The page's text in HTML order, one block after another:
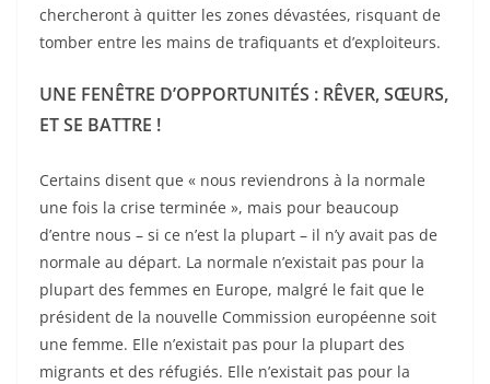
chercheront à quitter les zones dévastées, risquant de
tomber entre les mains de trafiquants et d’exploiteurs.
UNE FENÊTRE D’OPPORTUNITÉS : RÊVER, SŒURS,
ET SE BATTRE !
Certains disent que « nous reviendrons à la normale
une fois la crise terminée », mais pour beaucoup
d’entre nous – si ce n’est la plupart – il n’y avait pas de
normale au départ. La normale n’existait pas pour la
plupart des femmes en Europe, malgré le fait que le
président de la nouvelle Commission européenne soit
une femme. Elle n’existait pas pour la plupart des
migrants et des réfugiés. Elle n’existait pas pour la